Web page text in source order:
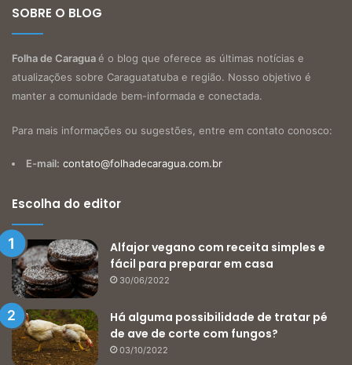
SOBRE O BLOG
Folha de Caraguaé o blog que oferece as últimas notícias e
atualizações sobre Caraguatatuba e região. Nosso objetivo é
manter a comunidade bem-informada e conectada.
Para mais informações ou sugestões, entre em contato conosco:
E-mail: contato@folhadecaragua.com.br
Escolha do editor
Alfajor vegano com receita simples e
fácil para preparar em casa
30/06/2022
Há alguma possibilidade de tratar pé
de ave de corte com fungos?
03/10/2022